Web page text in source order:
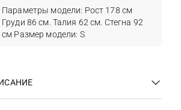
Параметры модели: Рост 178 см
Груди 86 см. Талия 62 см. Стегна 92
см Размер модели: S